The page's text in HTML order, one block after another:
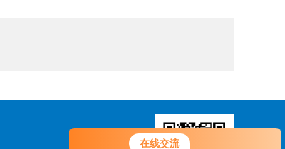
在线交流
您好！欢迎前来咨询，很高兴为您